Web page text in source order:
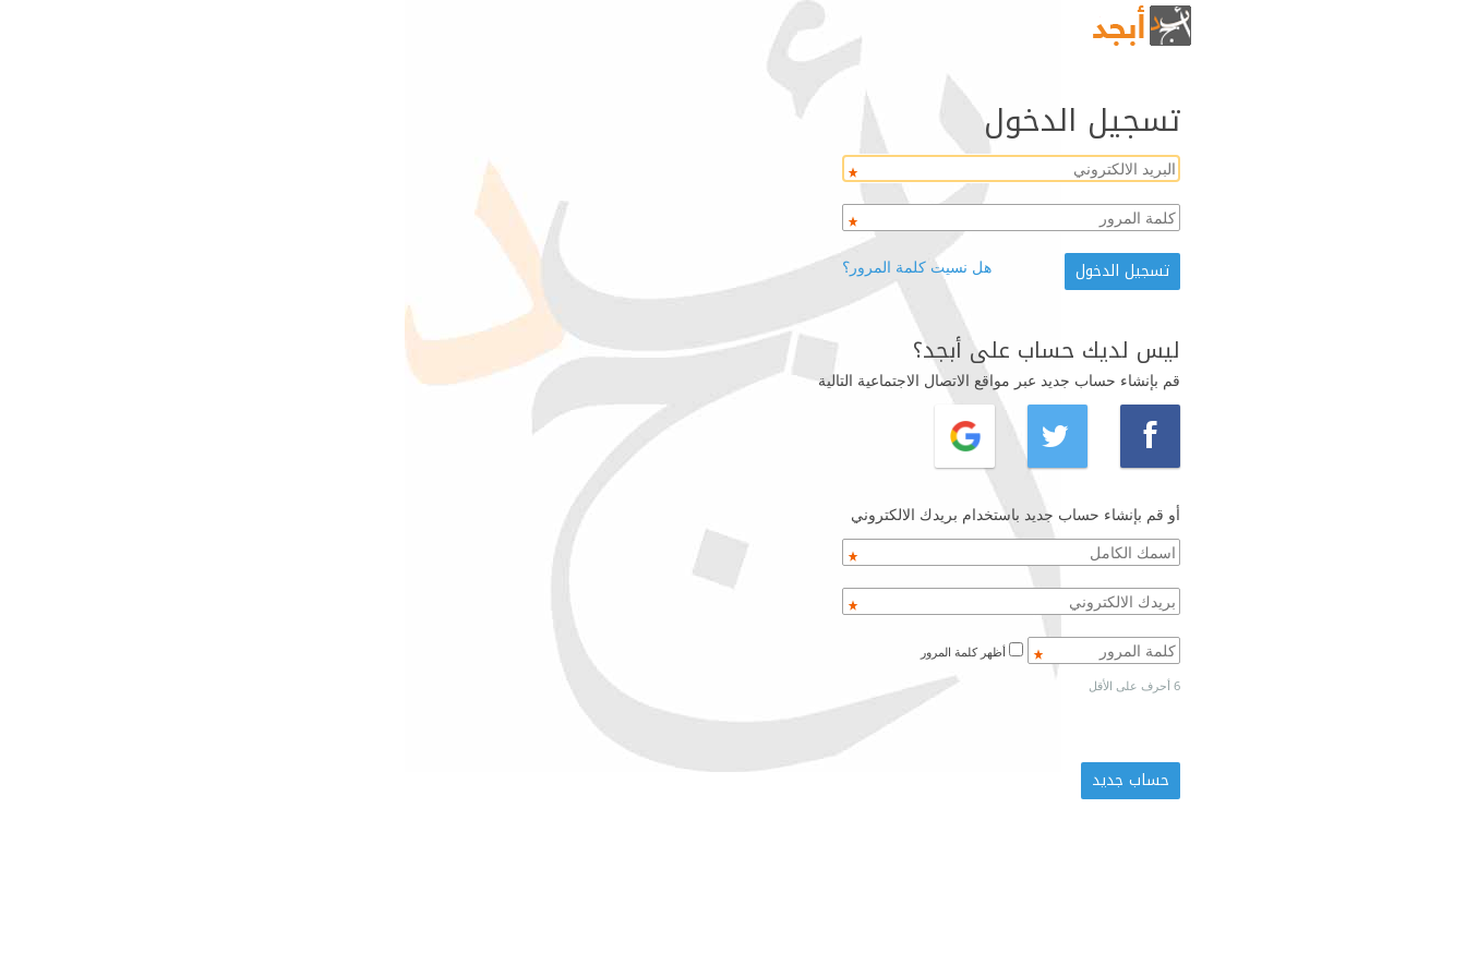
تسجيل الدخول
هل نسيت كلمة المرور؟
ليس لديك حساب على أبجد؟
قم بإنشاء حساب جديد عبر مواقع الاتصال الاجتماعية التالية
أو قم بإنشاء حساب جديد باستخدام بريدك الالكتروني
6 أحرف على الأقل